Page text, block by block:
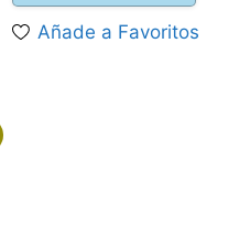
44,95 €.
es:
39,95 €.
Añade a Favoritos